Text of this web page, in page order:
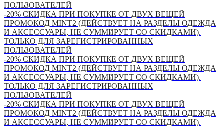
ПОЛЬЗОВАТЕЛЕЙ
-20% СКИДКА ПРИ ПОКУПКЕ ОТ ДВУХ ВЕЩЕЙ
ПРОМОКОД MINT2 (ДЕЙСТВУЕТ НА РАЗДЕЛЫ ОДЕЖДА
И АКСЕССУАРЫ, НЕ СУММИРУЕТ СО СКИДКАМИ).
ТОЛЬКО ДЛЯ ЗАРЕГИСТРИРОВАННЫХ
ПОЛЬЗОВАТЕЛЕЙ
-20% СКИДКА ПРИ ПОКУПКЕ ОТ ДВУХ ВЕЩЕЙ
ПРОМОКОД MINT2 (ДЕЙСТВУЕТ НА РАЗДЕЛЫ ОДЕЖДА
И АКСЕССУАРЫ, НЕ СУММИРУЕТ СО СКИДКАМИ).
ТОЛЬКО ДЛЯ ЗАРЕГИСТРИРОВАННЫХ
ПОЛЬЗОВАТЕЛЕЙ
-20% СКИДКА ПРИ ПОКУПКЕ ОТ ДВУХ ВЕЩЕЙ
ПРОМОКОД MINT2 (ДЕЙСТВУЕТ НА РАЗДЕЛЫ ОДЕЖДА
И АКСЕССУАРЫ, НЕ СУММИРУЕТ СО СКИДКАМИ).